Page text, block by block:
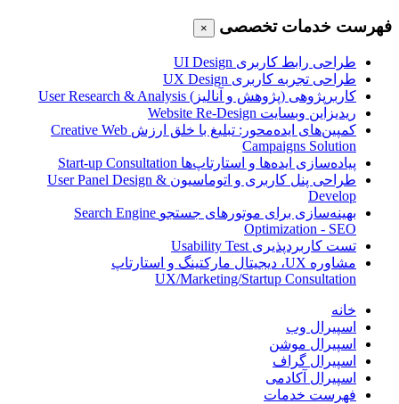
فهرست خدمات تخصصی ×
طراحی رابط کاربری UI Design
طراحی تجربه کاربری UX Design
کاربرپژوهی (پژوهش و آنالیز) User Research & Analysis
ریدیزاین وبسایت Website Re-Design
کمپین‌های ایده‌محور: تبلیغ با خلق ارزش Creative Web
Campaigns Solution
پیاده‌سازی ایده‌ها و استارتاپ‌ها Start-up Consultation
طراحی پنل کاربری و اتوماسیون User Panel Design &
Develop
بهینه‌سازی برای موتورهای جستجو Search Engine
Optimization - SEO
تست کاربردپذیری Usability Test
مشاوره UX، دیجیتال مارکتینگ و استارتاپ
UX/Marketing/Startup Consultation
خانه
اسپیرال وب
اسپیرال موشن
اسپیرال گراف
اسپیرال آکادمی
فهرست خدمات